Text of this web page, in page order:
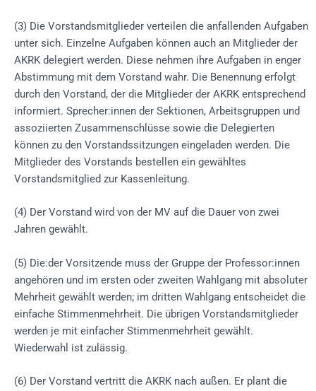
(3) Die Vorstandsmitglieder verteilen die anfallenden Aufgaben
unter sich. Einzelne Aufgaben können auch an Mitglieder der
AKRK delegiert werden. Diese nehmen ihre Aufgaben in enger
Abstimmung mit dem Vorstand wahr. Die Benennung erfolgt
durch den Vorstand, der die Mitglieder der AKRK entsprechend
informiert. Sprecher:innen der Sektionen, Arbeitsgruppen und
assoziierten Zusammenschlüsse sowie die Delegierten
können zu den Vorstandssitzungen eingeladen werden. Die
Mitglieder des Vorstands bestellen ein gewähltes
Vorstandsmitglied zur Kassenleitung.
(4) Der Vorstand wird von der MV auf die Dauer von zwei
Jahren gewählt.
(5) Die:der Vorsitzende muss der Gruppe der Professor:innen
angehören und im ersten oder zweiten Wahlgang mit absoluter
Mehrheit gewählt werden; im dritten Wahlgang entscheidet die
einfache Stimmenmehrheit. Die übrigen Vorstandsmitglieder
werden je mit einfacher Stimmenmehrheit gewählt.
Wiederwahl ist zulässig.
(6) Der Vorstand vertritt die AKRK nach außen. Er plant die